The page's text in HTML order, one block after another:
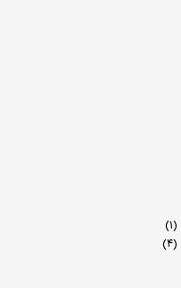
(۱)
(۴)